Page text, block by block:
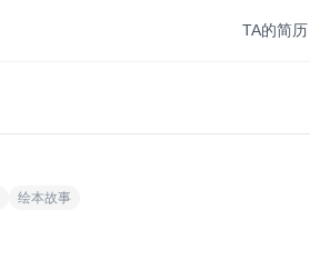
TA的简历
绘本故事